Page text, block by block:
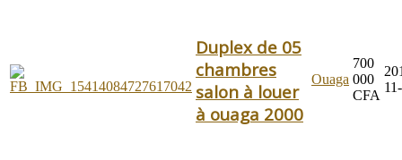
Duplex de 05
chambres
salon à louer
à ouaga 2000
Ouaga
700
000
CFA